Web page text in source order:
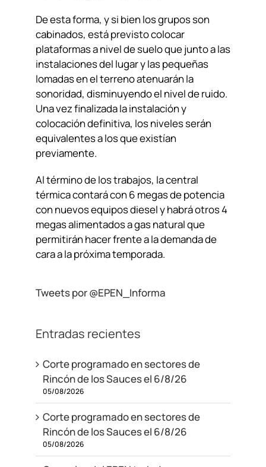
De esta forma, y si bien los grupos son
cabinados, está previsto colocar
plataformas a nivel de suelo que junto a las
instalaciones del lugar y las pequeñas
lomadas en el terreno atenuarán la
sonoridad, disminuyendo el nivel de ruido.
Una vez finalizada la instalación y
colocación definitiva, los niveles serán
equivalentes a los que existían
previamente.
Al término de los trabajos, la central
térmica contará con 6 megas de potencia
con nuevos equipos diesel y habrá otros 4
megas alimentados a gas natural que
permitirán hacer frente a la demanda de
cara a la próxima temporada.
Tweets por @EPEN_Informa
Entradas recientes
Corte programado en sectores de
Rincón de los Sauces el 6/8/26
05/08/2026
Corte programado en sectores de
Rincón de los Sauces el 6/8/26
05/08/2026